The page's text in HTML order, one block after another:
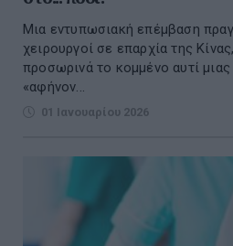
Mια εντυπωσιακή επέμβαση
χειρουργοί σε επαρχία της
προσωρινά το κομμένο αυτί
«αφήνον...
01 Ιανουαρίου 2026